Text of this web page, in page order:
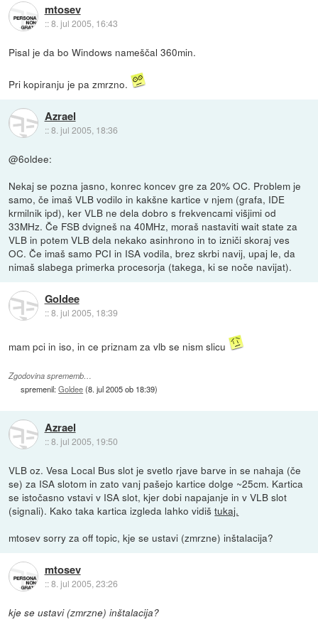
mtosev
::8. jul 2005, 16:43
Pisal je da bo Windows nameščal 360min.
Pri kopiranju je pa zmrzno.
Azrael
::8. jul 2005, 18:36
@6oldee:
Nekaj se pozna jasno, konrec koncev gre za 20% OC. Problem je
samo, če imaš VLB vodilo in kakšne kartice v njem (grafa, IDE
krmilnik ipd), ker VLB ne dela dobro s frekvencami višjimi od
33MHz. Če FSB dvigneš na 40MHz, moraš nastaviti wait state za
VLB in potem VLB dela nekako asinhrono in to izniči skoraj ves
OC. Če imaš samo PCI in ISA vodila, brez skrbi navij, upaj le, da
nimaš slabega primerka procesorja (takega, ki se noče navijat).
Goldee
::8. jul 2005, 18:39
mam pci in iso, in ce priznam za vlb se nism slicu
Zgodovina sprememb…
spremenil:Goldee(8. jul 2005 ob 18:39)
Azrael
::8. jul 2005, 19:50
VLB oz. Vesa Local Bus slot je svetlo rjave barve in se nahaja (če
se) za ISA slotom in zato vanj pašejo kartice dolge ~25cm. Kartica
se istočasno vstavi v ISA slot, kjer dobi napajanje in v VLB slot
(signali). Kako taka kartica izgleda lahko vidištukaj.
mtosev sorry za off topic, kje se ustavi (zmrzne) inštalacija?
mtosev
::8. jul 2005, 23:26
kje se ustavi (zmrzne) inštalacija?